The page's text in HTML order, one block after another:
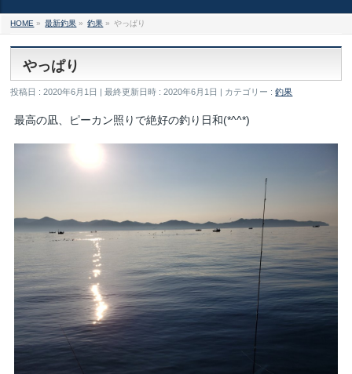
HOME » 最新釣果 » 釣果 » やっぱり
やっぱり
投稿日 : 2020年6月1日 最終更新日時 : 2020年6月1日 カテゴリー :釣果
最高の凪、ピーカン照りで絶好の釣り日和(*^^*)